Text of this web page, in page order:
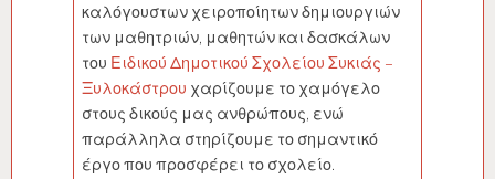
καλόγουστων χειροποίητων δημιουργιών
των μαθητριών, μαθητών και δασκάλων
του Ειδικού Δημοτικού Σχολείου Συκιάς –
Ξυλοκάστρου χαρίζουμε το χαμόγελο
στους δικούς μας ανθρώπους, ενώ
παράλληλα στηρίζουμε το σημαντικό
έργο που προσφέρει το σχολείο.